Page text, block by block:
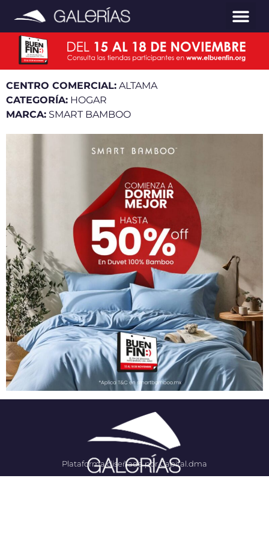
CENTRO COMERCIAL: ALTAMA
CATEGORÍA: HOGAR
MARCA: SMART BAMBOO
Plataforma diseñada por Capital.dma